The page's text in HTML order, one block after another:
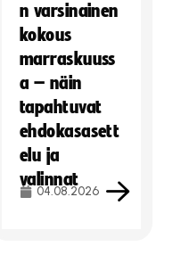
n varsinainen
kokous
marraskuuss
a – näin
tapahtuvat
ehdokasasett
elu ja
valinnat
04.08.2026